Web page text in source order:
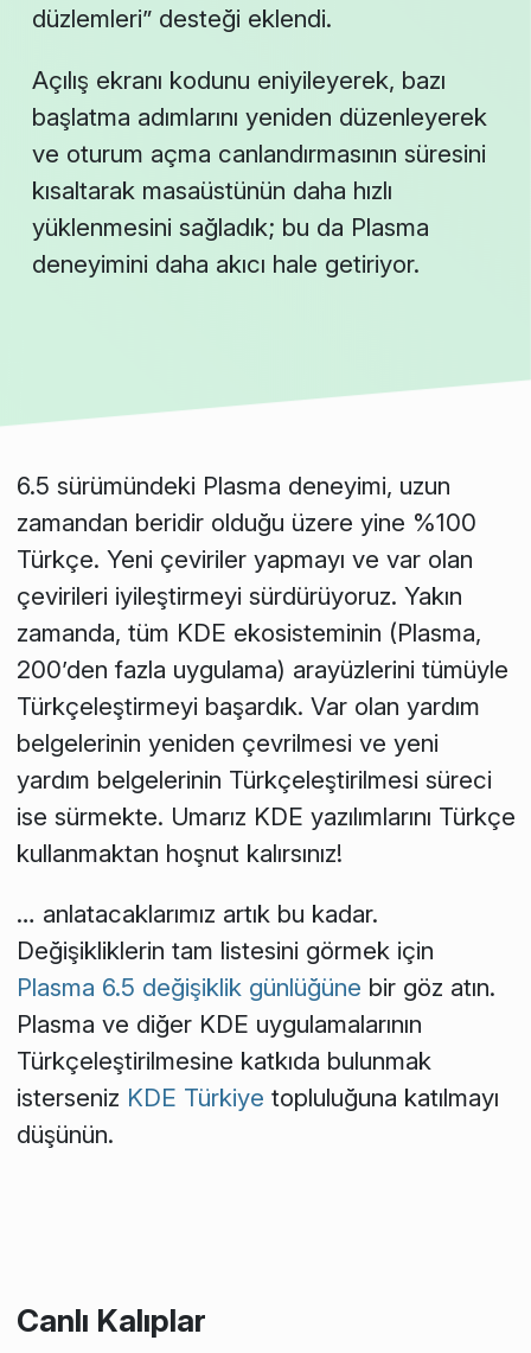
düzlemleri” desteği eklendi.
Açılış ekranı kodunu eniyileyerek, bazı
başlatma adımlarını yeniden düzenleyerek
ve oturum açma canlandırmasının süresini
kısaltarak masaüstünün daha hızlı
yüklenmesini sağladık; bu da Plasma
deneyimini daha akıcı hale getiriyor.
6.5 sürümündeki Plasma deneyimi, uzun
zamandan beridir olduğu üzere yine %100
Türkçe. Yeni çeviriler yapmayı ve var olan
çevirileri iyileştirmeyi sürdürüyoruz. Yakın
zamanda, tüm KDE ekosisteminin (Plasma,
200’den fazla uygulama) arayüzlerini tümüyle
Türkçeleştirmeyi başardık. Var olan yardım
belgelerinin yeniden çevrilmesi ve yeni
yardım belgelerinin Türkçeleştirilmesi süreci
ise sürmekte. Umarız KDE yazılımlarını Türkçe
kullanmaktan hoşnut kalırsınız!
… anlatacaklarımız artık bu kadar.
Değişikliklerin tam listesini görmek için
Plasma 6.5 değişiklik günlüğüne bir göz atın.
Plasma ve diğer KDE uygulamalarının
Türkçeleştirilmesine katkıda bulunmak
isterseniz KDE Türkiye topluluğuna katılmayı
düşünün.
Canlı Kalıplar